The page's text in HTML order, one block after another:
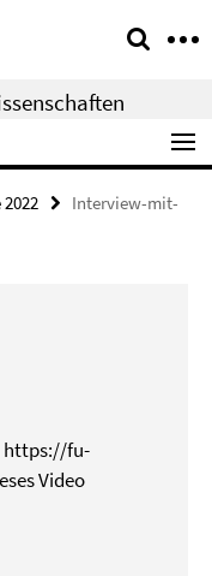
Interview-mit-
https://fu-
Video